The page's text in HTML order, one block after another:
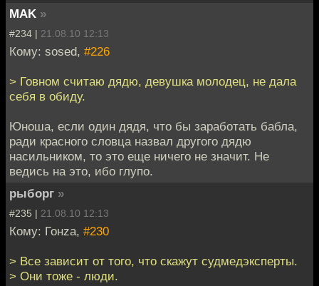
MAK »
#234 | 21.08.10 12:13
Кому: sosed, #226
> Говном считаю дядю, девушка молодец, не дала
себя в обиду.
Юноша, если один дядя, что бы заработать бабла,
ради красного словца назвал другого дядю
насильником, то это еще ничего не значит. Не
ведись на это, ибо глупо.
рыборг »
#235 | 21.08.10 12:13
Кому: Гонzа, #230
> Все зависит от того, что скажут судмедэксперты.
> Они тоже - люди.